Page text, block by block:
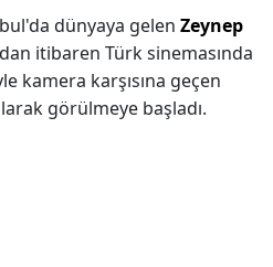
dünyaya gelen Zeynep
itibaren Türk sinemasında
kamera karşısına geçen
görülmeye başladı.